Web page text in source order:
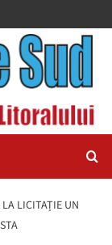
LICITAȚIE UN